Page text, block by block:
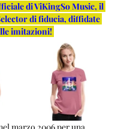
di ViKingSo Music, il
di fiducia, diffidate
imitazioni!